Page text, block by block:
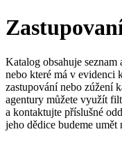
Katalog obsahuje
nebo které má v evidenci
zastupování nebo zúžení
agentury můžete využít
a kontaktujte příslušné
jeho dědice budeme umět